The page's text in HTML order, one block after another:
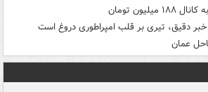
تومان
خبر دقیق، تیری بر قلب امپراطوری دروغ است
عمان